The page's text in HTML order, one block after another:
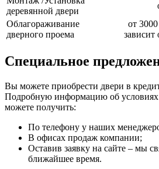
деревянной двери
Облагораживание
дверного проема
от
зависит
Специальное
Вы можете приобрести двери в
Подробную информацию об условиях
можете получить:
По телефону у наших
В офисах продаж компании;
Оставив заявку на сайте – мы
ближайшее время.